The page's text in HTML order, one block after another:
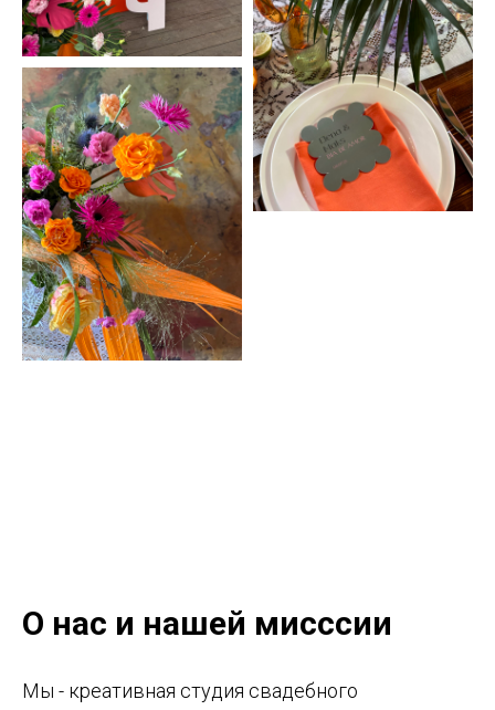
О нас и нашей мисссии
Мы - креативная студия свадебного